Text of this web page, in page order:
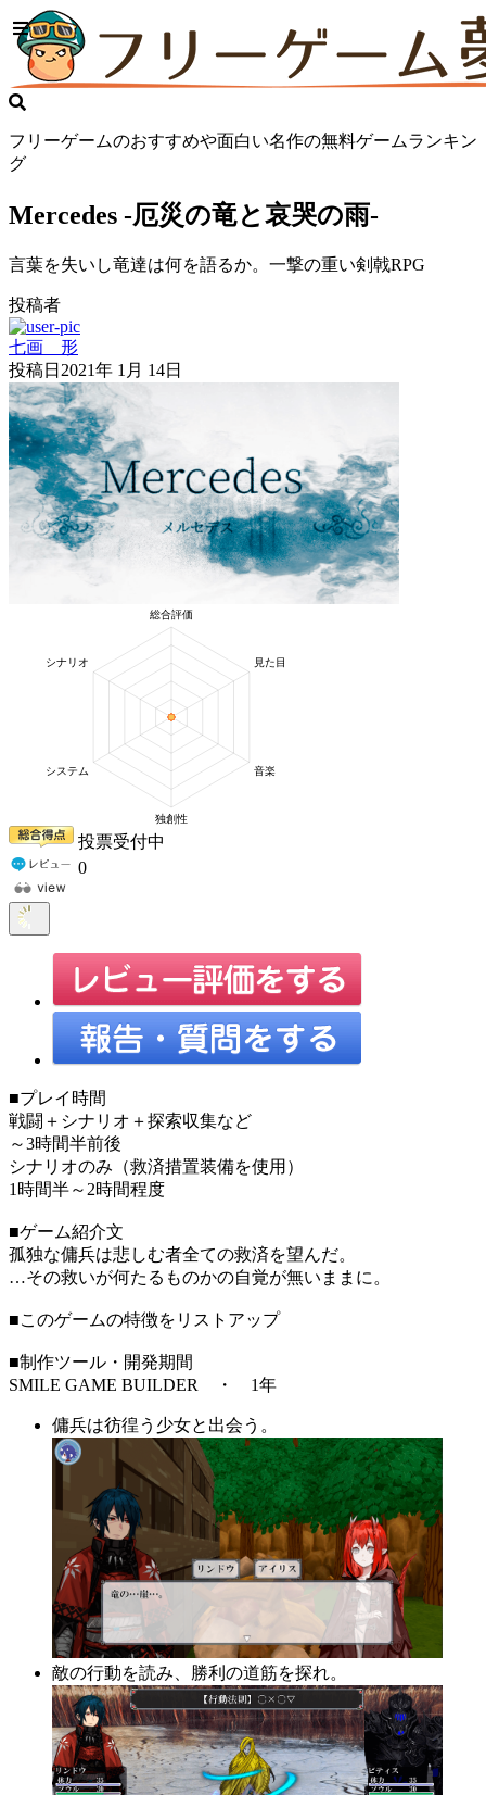
フリーゲームのおすすめや面白い名作の無料ゲームランキン
グ
Mercedes -厄災の竜と哀哭の雨-
言葉を失いし竜達は何を語るか。一撃の重い剣戟RPG
投稿者
七画 形
投稿日 2021年 1月 14日
投票受付中
0
■プレイ時間
戦闘＋シナリオ＋探索収集など
～3時間半前後
シナリオのみ（救済措置装備を使用）
1時間半～2時間程度
■ゲーム紹介文
孤独な傭兵は悲しむ者全ての救済を望んだ。
…その救いが何たるものかの自覚が無いままに。
■このゲームの特徴をリストアップ
■制作ツール・開発期間
SMILE GAME BUILDER ・ 1年
傭兵は彷徨う少女と出会う。
敵の行動を読み、勝利の道筋を探れ。